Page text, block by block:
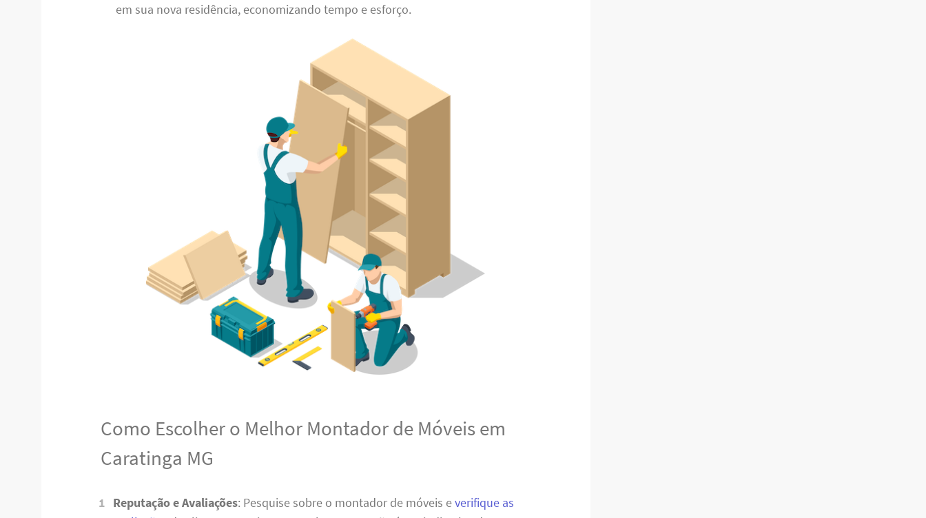
em sua nova residência, economizando tempo e esforço.
Como Escolher o Melhor Montador de Móveis em
Caratinga MG
Reputação e Avaliações: Pesquise sobre o montador de móveis everifique as